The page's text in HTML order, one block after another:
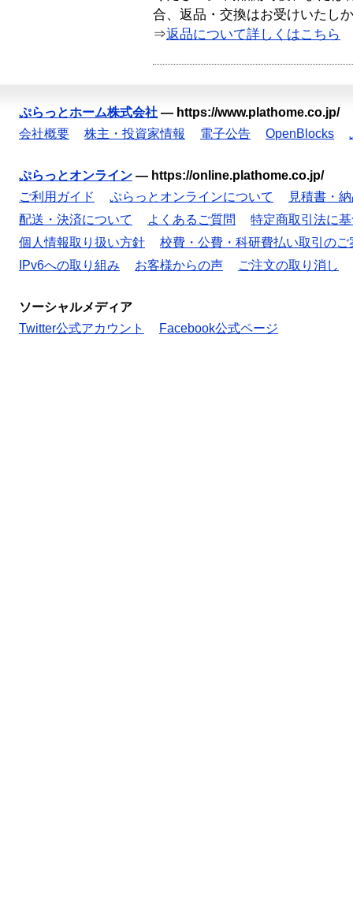
合、返品・交換はお受けいたし
⇒返品について詳しくはこちら
ぷらっとホーム株式会社 — https://www.plathome.co.jp/
会社概要
株主・投資家情報 電子公告 OpenBlocks
ぷらっとオンライン — https://online.plathome.co.jp/
ご利用ガイド
ぷらっとオンラインについて
見積書・
配送・決済について
よくあるご質問
特定商取引法に
個人情報取り扱い方針
校費・公費・科研費払い取引のご
IPv6への取り組み
お客様からの声 ご注文の取り消し
ソーシャルメディア
Twitter公式アカウント
Facebook公式ページ